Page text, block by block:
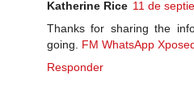
Katherine Rice 11 de
Thanks for sharing the
going.
FM WhatsApp
Responder